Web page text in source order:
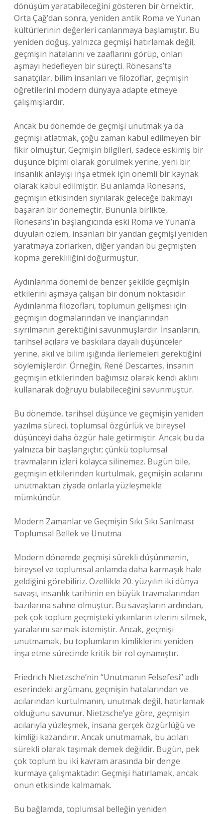
dönüşüm yaratabileceğini gösteren bir örnektir.
Orta Çağ’dan sonra, yeniden antik Roma ve Yunan
kültürlerinin değerleri canlanmaya başlamıştır. Bu
yeniden doğuş, yalnızca geçmişi hatırlamak değil,
geçmişin hatalarını ve zaaflarını görüp, onları
aşmayı hedefleyen bir süreçti. Rönesans’ta
sanatçılar, bilim insanları ve filozoflar, geçmişin
öğretilerini modern dünyaya adapte etmeye
çalışmışlardır.
Ancak bu dönemde de geçmişi unutmak ya da
geçmişi atlatmak, çoğu zaman kabul edilmeyen bir
fikir olmuştur. Geçmişin bilgileri, sadece eskimiş bir
düşünce biçimi olarak görülmek yerine, yeni bir
insanlık anlayışı inşa etmek için önemli bir kaynak
olarak kabul edilmiştir. Bu anlamda Rönesans,
geçmişin etkisinden sıyrılarak geleceğe bakmayı
başaran bir dönemeçtir. Bununla birlikte,
Rönesans’ın başlangıcında eski Roma ve Yunan’a
duyulan özlem, insanları bir yandan geçmişi yeniden
yaratmaya zorlarken, diğer yandan bu geçmişten
kopma gerekliliğini doğurmuştur.
Aydınlanma dönemi de benzer şekilde geçmişin
etkilerini aşmaya çalışan bir dönüm noktasıdır.
Aydınlanma filozofları, toplumun gelişmesi için
geçmişin dogmalarından ve inançlarından
sıyrılmanın gerektiğini savunmuşlardır. İnsanların,
tarihsel acılara ve baskılara dayalı düşünceler
yerine, akıl ve bilim ışığında ilerlemeleri gerektiğini
söylemişlerdir. Örneğin, René Descartes, insanın
geçmişin etkilerinden bağımsız olarak kendi aklını
kullanarak doğruyu bulabileceğini savunmuştur.
Bu dönemde, tarihsel düşünce ve geçmişin yeniden
yazılma süreci, toplumsal özgürlük ve bireysel
düşünceyi daha özgür hale getirmiştir. Ancak bu da
yalnızca bir başlangıçtır; çünkü toplumsal
travmaların izleri kolayca silinemez. Bugün bile,
geçmişin etkilerinden kurtulmak, geçmişin acılarını
unutmaktan ziyade onlarla yüzleşmekle
mümkündür.
Modern Zamanlar ve Geçmişin Sıkı Sıkı Sarılması:
Toplumsal Bellek ve Unutma
Modern dönemde geçmişi sürekli düşünmenin,
bireysel ve toplumsal anlamda daha karmaşık hale
geldiğini görebiliriz. Özellikle 20. yüzyılın iki dünya
savaşı, insanlık tarihinin en büyük travmalarından
bazılarına sahne olmuştur. Bu savaşların ardından,
pek çok toplum geçmişteki yıkımların izlerini silmek,
yaralarını sarmak istemiştir. Ancak, geçmişi
unutmamak, bu toplumların kimliklerini yeniden
inşa etme sürecinde kritik bir rol oynamıştır.
Friedrich Nietzsche’nin “Unutmanın Felsefesi” adlı
eserindeki argümanı, geçmişin hatalarından ve
acılarından kurtulmanın, unutmak değil, hatırlamak
olduğunu savunur. Nietzsche’ye göre, geçmişin
acılarıyla yüzleşmek, insana gerçek özgürlüğü ve
kimliği kazandırır. Ancak unutmamak, bu acıları
sürekli olarak taşımak demek değildir. Bugün, pek
çok toplum bu iki kavram arasında bir denge
kurmaya çalışmaktadır: Geçmişi hatırlamak, ancak
onun etkisinde kalmamak.
Bu bağlamda, toplumsal belleğin yeniden